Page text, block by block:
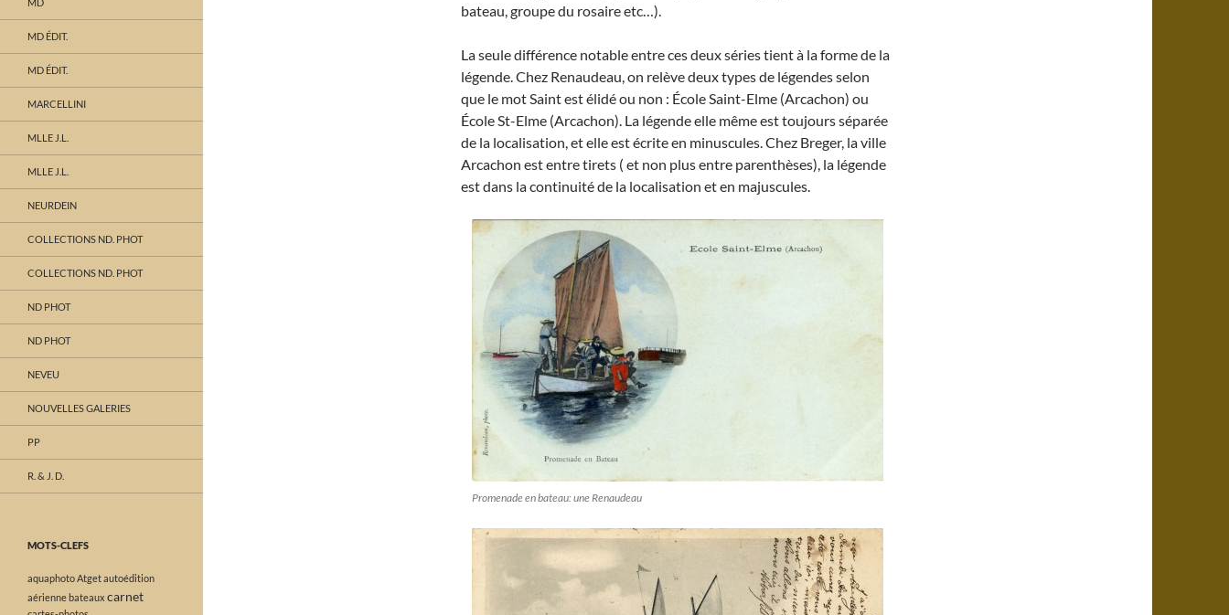
bateau, groupe du rosaire etc…).
La seule différence notable entre ces deux séries tient à la forme de la
légende. Chez Renaudeau, on relève deux types de légendes selon
que le mot Saint est élidé ou non : École Saint-Elme (Arcachon) ou
École St-Elme (Arcachon). La légende elle même est toujours séparée
de la localisation, et elle est écrite en minuscules. Chez Breger, la ville
Arcachon est entre tirets ( et non plus entre parenthèses), la légende
est dans la continuité de la localisation et en majuscules.
Promenade en bateau: une Renaudeau
MD ÉDIT.
MD ÉDIT.
MARCELLINI
MLLE J.L.
MLLE J.L.
NEURDEIN
COLLECTIONS ND. PHOT
COLLECTIONS ND. PHOT
ND PHOT
ND PHOT
NEVEU
NOUVELLES GALERIES
PP
R. & J. D.
MOTS-CLEFS
aquaphotoAtgetautoédition
aériennebateaux carnet